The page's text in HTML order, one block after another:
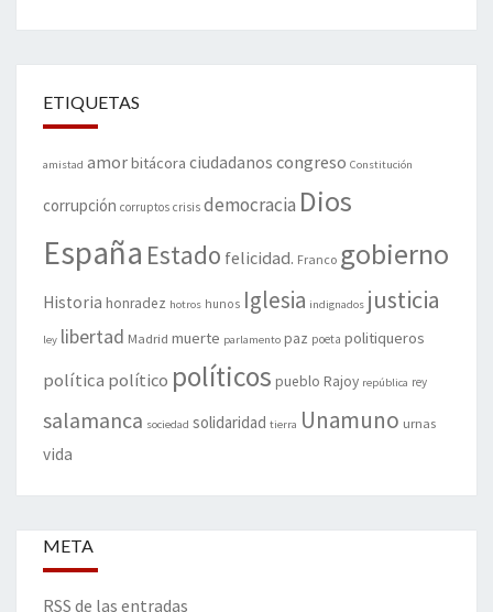
ETIQUETAS
amistad amorbitácora ciudadanos congreso Constitución
corrupción corruptos crisis democracia Dios
España Estado felicidad. Franco gobierno
Historia honradez hotros hunos Iglesia indignados justicia
ley libertad Madrid muerte parlamento paz poeta politiqueros
política político políticos pueblo Rajoy república rey
salamanca sociedad solidaridad tierra Unamuno urnas
vida
META
RSS de las entradas